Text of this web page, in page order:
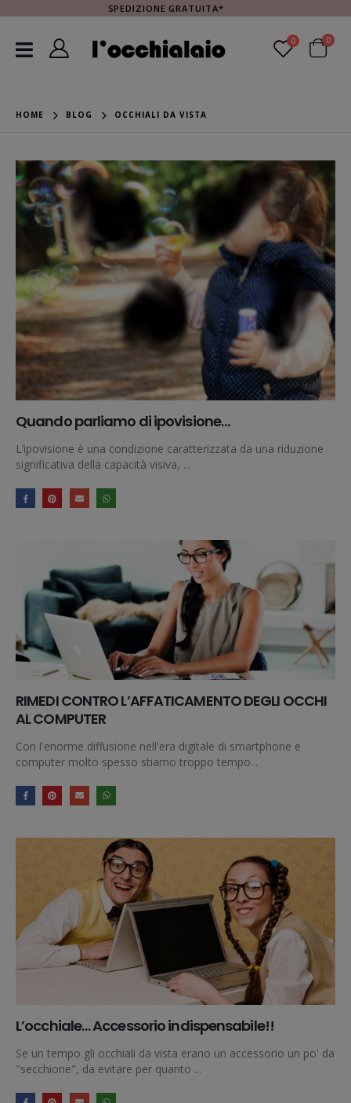
SPEDIZIONE GRATUITA*
0 0
HOME BLOG OCCHIALI DA VISTA
Quando parliamo di ipovisione…
L’ipovisione è una condizione caratterizzata da una riduzione
significativa della capacità visiva, ...
RIMEDI CONTRO L’AFFATICAMENTO DEGLI OCCHI
AL COMPUTER
Con l'enorme diffusione nell'era digitale di smartphone e
computer molto spesso stiamo troppo tempo...
L’occhiale… Accessorio indispensabile!!
Se un tempo gli occhiali da vista erano un accessorio un po' da
"secchione", da evitare per quanto ...